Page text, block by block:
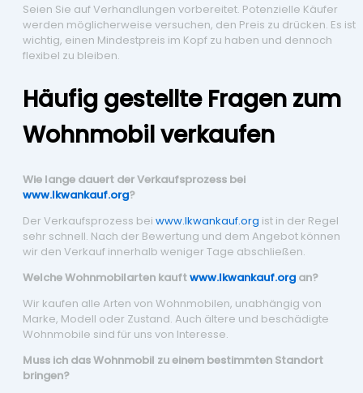
Seien Sie auf Verhandlungen vorbereitet. Potenzielle Käufer
werden möglicherweise versuchen, den Preis zu drücken. Es ist
wichtig, einen Mindestpreis im Kopf zu haben und dennoch
flexibel zu bleiben.
Häufig gestellte Fragen zum
Wohnmobil verkaufen
Wie lange dauert der Verkaufsprozess bei
www.lkwankauf.org?
Der Verkaufsprozess bei www.lkwankauf.org ist in der Regel
sehr schnell. Nach der Bewertung und dem Angebot können
wir den Verkauf innerhalb weniger Tage abschließen.
Welche Wohnmobilarten kauftwww.lkwankauf.org an?
Wir kaufen alle Arten von Wohnmobilen, unabhängig von
Marke, Modell oder Zustand. Auch ältere und beschädigte
Wohnmobile sind für uns von Interesse.
Muss ich das Wohnmobil zu einem bestimmten Standort
bringen?